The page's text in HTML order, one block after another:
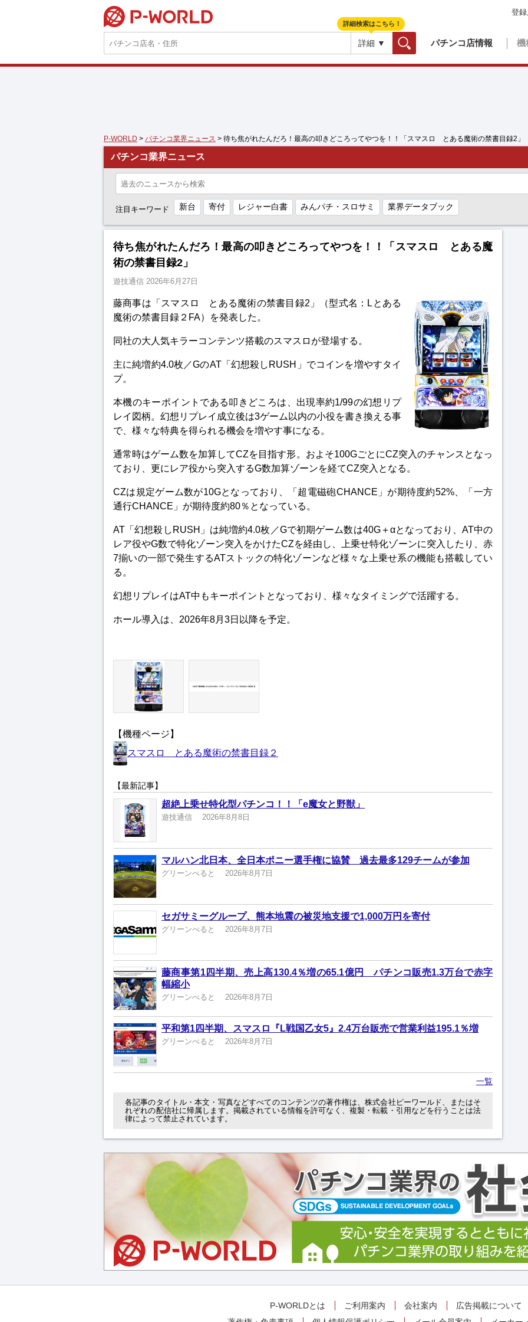
詳細 ▼ パチンコ店情報 機
登
詳細検索はこちら！
P-WORLD > パチンコ業界ニュース > 待ち焦がれたんだろ！最高の叩きどころってやつを！！「スマスロ とある魔術の禁書目録2」
パチンコ業界ニュース
注目キーワード 新台 寄付 レジャー白書 みんパチ・スロサミ 業界データブック
待ち焦がれたんだろ！最高の叩きどころってやつを！！「スマスロ とある魔
術の禁書目録2」
遊技通信 2026年6月27日
藤商事は「スマスロ とある魔術の禁書目録2」（型式名：Lとある
魔術の禁書目録２FA）を発表した。
同社の大人気キラーコンテンツ搭載のスマスロが登場する。
主に純増約4.0枚／GのAT「幻想殺しRUSH」でコインを増やすタイ
プ。
本機のキーポイントである叩きどころは、出現率約1/99の幻想リプ
レイ図柄。幻想リプレイ成立後は3ゲーム以内の小役を書き換える事
で、様々な特典を得られる機会を増やす事になる。
通常時はゲーム数を加算してCZを目指す形。およそ100GごとにCZ突入のチャンスとなっ
ており、更にレア役から突入するG数加算ゾーンを経てCZ突入となる。
CZは規定ゲーム数が10Gとなっており、「超電磁砲CHANCE」が期待度約52%、「一方
通行CHANCE」が期待度約80％となっている。
AT「幻想殺しRUSH」は純増約4.0枚／Gで初期ゲーム数は40G＋αとなっており、AT中の
レア役やG数で特化ゾーン突入をかけたCZを経由し、上乗せ特化ゾーンに突入したり、赤
7揃いの一部で発生するATストックの特化ゾーンなど様々な上乗せ系の機能も搭載してい
る。
幻想リプレイはAT中もキーポイントとなっており、様々なタイミングで活躍する。
ホール導入は、2026年8月3日以降を予定。
【機種ページ】
スマスロ とある魔術の禁書目録２
【最新記事】
超絶上乗せ特化型パチンコ！！「e魔女と野獣」
遊技通信 2026年8月8日
マルハン北日本、全日本ポニー選手権に協賛 過去最多129チームが参加
グリーンべると 2026年8月7日
セガサミーグループ、熊本地震の被災地支援で1,000万円を寄付
グリーンべると 2026年8月7日
藤商事第1四半期、売上高130.4％増の65.1億円 パチンコ販売1.3万台で赤字
幅縮小
グリーンべると 2026年8月7日
平和第1四半期、スマスロ『L戦国乙女5』2.4万台販売で営業利益195.1％増
グリーンべると 2026年8月7日
一覧
各記事のタイトル・本文・写真などすべてのコンテンツの著作権は、株式会社ピーワールド、またはそ
れぞれの配信社に帰属します。掲載されている情報を許可なく、複製・転載・引用などを行うことは法
律によって禁止されています。
P-WORLDとは ご利用案内 会社案内
広告掲載について